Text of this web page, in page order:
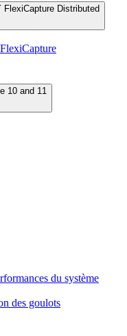
Distributed
10 and 11
du système
des goulots